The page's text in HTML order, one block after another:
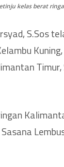
kelas berat
S.Sos